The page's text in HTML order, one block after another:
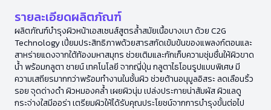
รายละเอียดผลิตภัณฑ์
ผลิตภัณฑ์บำรุงผิวหน้าเอสเซนส์สูตรล้ำสมัยเนื้อบางเบา ด้วย C2G
Technology เปี่ยมประสิทธิภาพด้วยสารสกัดเข้มข้นของแพลงก์ตอนและ
สาหร่ายแดงจากใต้ท้องมหาสมุทร ช่วยเติมและกักเก็บความชุ่มชื่นให้ผิวขาด
น้ำ พร้อมกลูตา ชายน์ เทคโนโลยี จากญี่ปุ่น กลูตาไธโอนรูปแบบพิเศษ มี
ความเสถียรมากกว่าพร้อมทำงานในชั้นผิว ช่วยต้านอนุมูลอิสระ ลดเลือนริ้ว
รอย จุดด่างดำ ผิวหมองคล้ำ เผยผิวนุ่ม เปล่งประกายน่าสัมผัส ผิวแลดู
กระจ่างใสมีออร่า เตรียมผิวให้ได้รับคุณประโยชน์จากการบำรุงขั้นต่อไป